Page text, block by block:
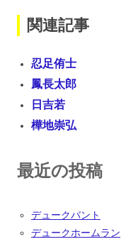
関連記事
忍足侑士
鳳長太郎
日吉若
樺地崇弘
最近の投稿
デュークバント
デュークホームラン